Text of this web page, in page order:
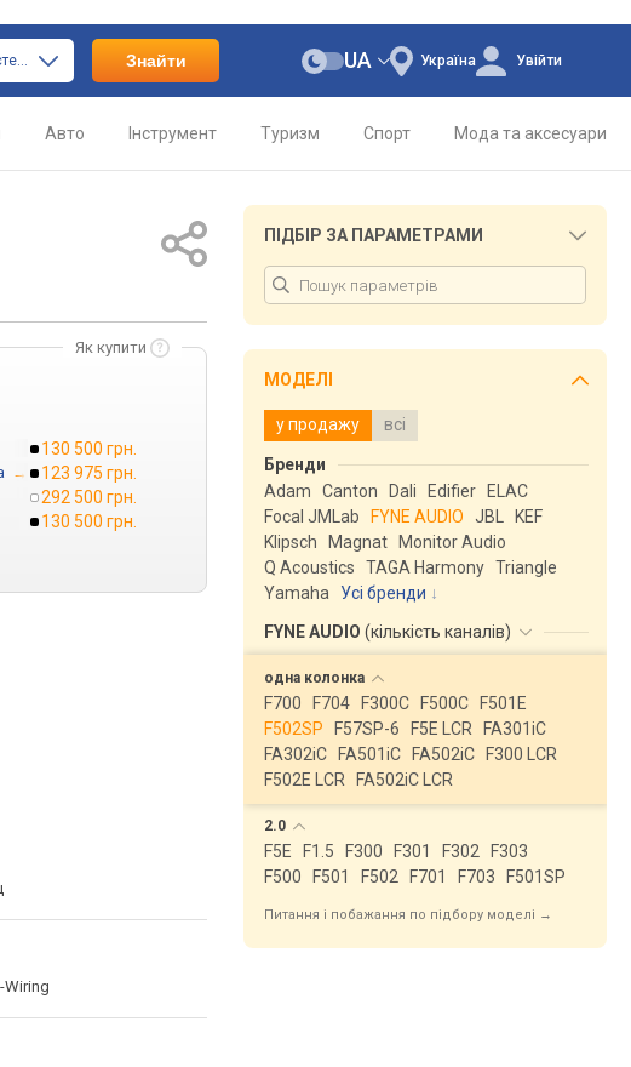
тільки акустичні системи Знайти Україна
UA Увійти
Авто Інструмент Туризм Спорт Мода та аксесуари
Як купити
130 500 грн.
→ 123 975 грн.
292 500 грн.
130 500 грн.
Wiring
ПІДБІР ЗА ПАРАМЕТРАМИ
МОДЕЛІ
у продажу всі
Бренди
Adam
Canton Dali Edifier
ELAC
Focal JMLab
FYNE AUDIO JBL
KEF
Klipsch
Magnat
Monitor Audio
Q Acoustics
TAGA Harmony Triangle
Yamaha
Усі бренди
FYNE AUDIO (кількість каналів)
одна колонка
F700 F704 F300C F500C
F501E
F502SP
F57SP-6 F5E LCR
FA301iC
FA302iC
FA501iC FA502iC
F300 LCR
F502E LCR
FA502iC LCR
2.0
F5E F1.5 F300 F301 F302
F303
F500
F501 F502 F701 F703 F501SP
Питання і побажання по підбору моделі →